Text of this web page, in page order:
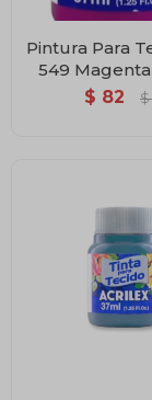
Pintura Para
549
$ 82 $